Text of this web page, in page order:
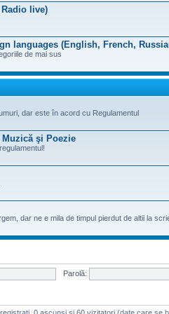
live)
languages (English, French,
de mai sus
dar este în acord cu Regulamentul
şi Poezie
dar ne e mila de timpul pierdut de altii la
Parolă:
0 ascunși și 60 vizitatori (date care se